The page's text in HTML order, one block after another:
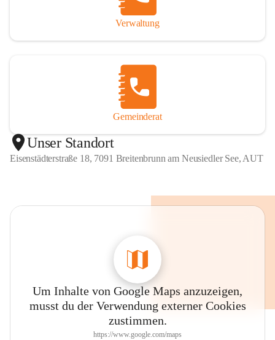
Verwaltung
Gemeinderat
Unser Standort
Eisenstädterstraße 18, 7091 Breitenbrunn am Neusiedler See, AUT
Um Inhalte von Google Maps anzuzeigen,
musst du der Verwendung externer Cookies
zustimmen.
https://www.google.com/maps